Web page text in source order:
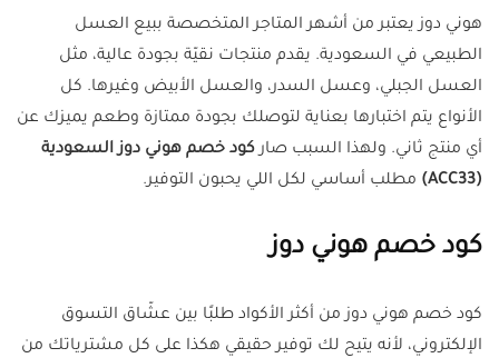
هوني دوز يعتبر من أشهر المتاجر المتخصصة ببيع العسل
الطبيعي في السعودية. يقدم منتجات نقيّة بجودة عالية، مثل
العسل الجبلي، وعسل السدر، والعسل الأبيض وغيرها. كل
الأنواع يتم اختبارها بعناية لتوصلك بجودة ممتازة وطعم يميزك عن
أي منتج ثاني. ولهذا السبب صاركود خصم هوني دوز السعودية
(ACC33)
مطلب أساسي لكل اللي يحبون التوفير.
كود خصم هوني دوز
كود خصم هوني دوز من أكثر الأكواد طلبًا بين عشّاق التسوق
الإلكتروني، لأنه يتيح لك توفير حقيقي هكذا على كل مشترياتك من